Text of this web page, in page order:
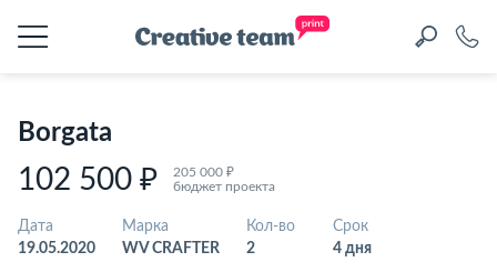
Borgata
102 500 ₽
205 000 ₽
бюджет проекта
Дата
19.05.2020
Марка
WV CRAFTER
Кол-во
2
Срок
4 дня